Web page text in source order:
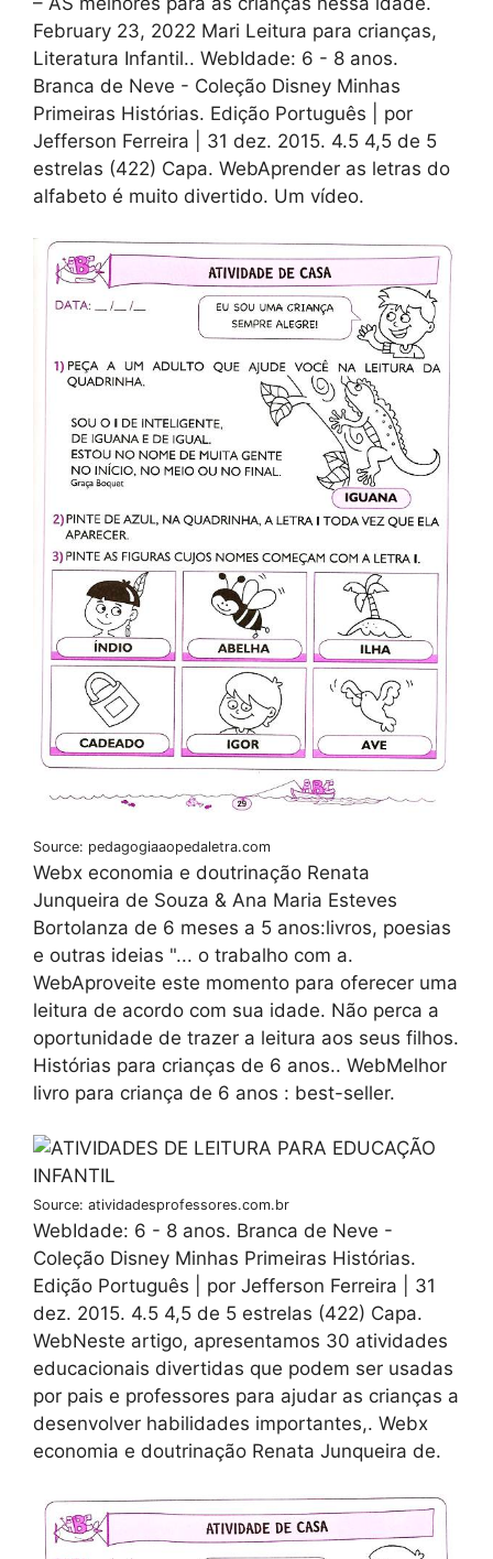
February 23, 2022 Mari Leitura para crianças,
Literatura Infantil.. WebIdade: 6 - 8 anos.
Branca de Neve - Coleção Disney Minhas
Primeiras Histórias. Edição Português | por
Jefferson Ferreira | 31 dez. 2015. 4.5 4,5 de 5
estrelas (422) Capa. WebAprender as letras do
alfabeto é muito divertido. Um vídeo.
Source: pedagogiaaopedaletra.com
Webx economia e doutrinação Renata
Junqueira de Souza & Ana Maria Esteves
Bortolanza de 6 meses a 5 anos:livros, poesias
e outras ideias "... o trabalho com a.
WebAproveite este momento para oferecer uma
leitura de acordo com sua idade. Não perca a
oportunidade de trazer a leitura aos seus filhos.
Histórias para crianças de 6 anos.. WebMelhor
livro para criança de 6 anos : best-seller.
Source: atividadesprofessores.com.br
WebIdade: 6 - 8 anos. Branca de Neve -
Coleção Disney Minhas Primeiras Histórias.
Edição Português | por Jefferson Ferreira | 31
dez. 2015. 4.5 4,5 de 5 estrelas (422) Capa.
WebNeste artigo, apresentamos 30 atividades
educacionais divertidas que podem ser usadas
por pais e professores para ajudar as crianças a
desenvolver habilidades importantes,. Webx
economia e doutrinação Renata Junqueira de.